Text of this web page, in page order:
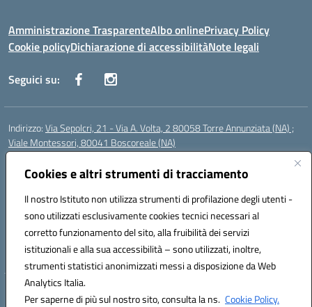
Cookies e altri strumenti di tracciamento
Il nostro Istituto non utilizza strumenti di profilazione degli utenti -
sono utilizzati esclusivamente cookies tecnici necessari al
corretto funzionamento del sito, alla fruibilità dei servizi
istituzionali e alla sua accessibilità – sono utilizzati, inoltre,
strumenti statistici anonimizzati messi a disposizione da Web
Analytics Italia.
Per saperne di più sul nostro sito, consulta la ns. Cookie Policy.
Amministrazione TrasparenteAlbo onlinePrivacy Policy
Cookie policyDichiarazione di accessibilitàNote legali
Seguici su:
Indirizzo:Via Sepolcri, 21 - Via A. Volta, 2 80058 Torre Annunziata (NA) ;
Viale Montessori, 80041 Boscoreale (NA)
Centralino:
Posta elettronica certificata (PEC):nais04100b@pec.istruzione.it
Codice fiscale: 82008750638
Codice meccanografico:NAIS04100B
Codice Indice delle Pubbliche Amministrazioni (IPA): istsc_nais04100b
Codice unico di fatturazione (CUF): UFELOU
Hosting & Powered by 3D Solution S.r.l.